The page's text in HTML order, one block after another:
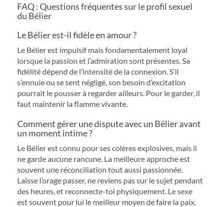
FAQ : Questions fréquentes sur le profil sexuel
du Bélier
Le Bélier est-il fidèle en amour ?
Le Bélier est impulsif mais fondamentalement loyal
lorsque la passion et l’admiration sont présentes. Sa
fidélité dépend de l’intensité de la connexion. S’il
s’ennuie ou se sent négligé, son besoin d’excitation
pourrait le pousser à regarder ailleurs. Pour le garder, il
faut maintenir la flamme vivante.
Comment gérer une dispute avec un Bélier avant
un moment intime ?
Le Bélier est connu pour ses colères explosives, mais il
ne garde aucune rancune. La meilleure approche est
souvent une réconciliation tout aussi passionnée.
Laisse l’orage passer, ne reviens pas sur le sujet pendant
des heures, et reconnecte-toi physiquement. Le sexe
est souvent pour lui le meilleur moyen de faire la paix.